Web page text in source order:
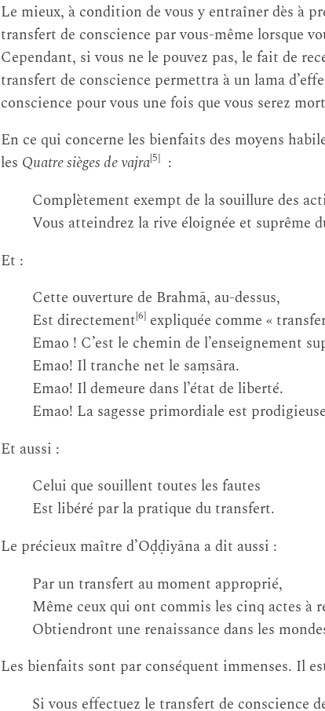
Le mieux, à condition de vous y entraîner dès à
transfert de conscience par vous-même lorsque
Cependant, si vous ne le pouvez pas, le fait de
transfert de conscience permettra à un lama
conscience pour vous une fois que vous serez
En ce qui concerne les bienfaits des moyens
les Quatre sièges de vajra[5] :
Complètement exempt de la souillure des
Vous atteindrez la rive éloignée et suprême
Et :
Cette ouverture de Brahmā, au-dessus,
Est directement[6] expliquée comme «
Emao ! C’est le chemin de l’enseignement
Emao! Il tranche net le saṃsāra.
Emao! Il demeure dans l’état de liberté.
Emao! La sagesse primordiale est
Et aussi :
Celui que souillent toutes les fautes
Est libéré par la pratique du transfert.
Le précieux maître d’Oḍḍiyāna a dit aussi :
Par un transfert au moment approprié,
Même ceux qui ont commis les cinq actes
Obtiendront une renaissance dans les
Les bienfaits sont par conséquent immenses. Il
Si vous effectuez le transfert de conscience